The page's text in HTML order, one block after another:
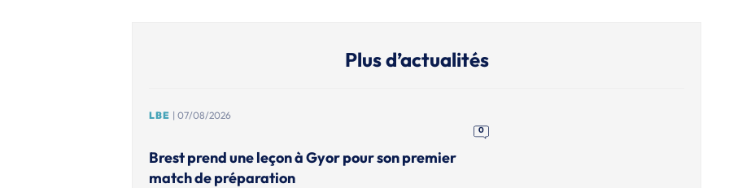
Plus d’actualités
LBE | 07/08/2026
0
Brest prend une leçon à Gyor pour son premier
match de préparation